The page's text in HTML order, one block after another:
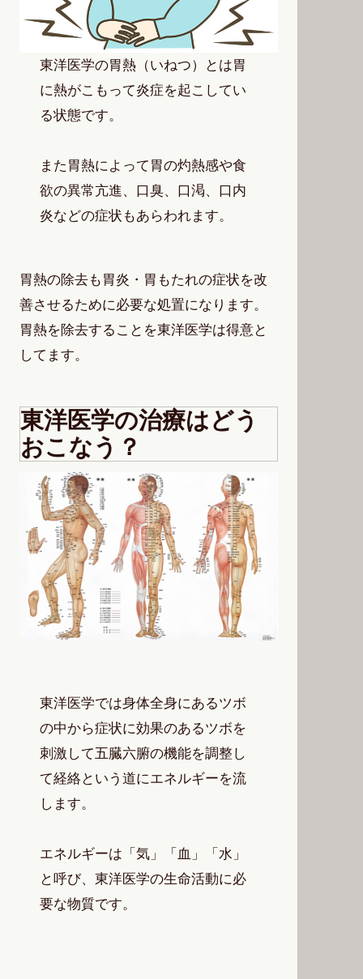
東洋医学の胃熱（いねつ）とは胃
に熱がこもって炎症を起こしてい
る状態です。
また胃熱によって胃の灼熱感や食
欲の異常亢進、口臭、口渇、口内
炎などの症状もあらわれます。
胃熱の除去も胃炎・胃もたれの症状を改
善させるために必要な処置になります。
胃熱を除去することを東洋医学は得意と
してます。
東洋医学の治療はどう
おこなう？
東洋医学では身体全身にあるツボ
の中から症状に効果のあるツボを
刺激して五臓六腑の機能を調整し
て経絡という道にエネルギーを流
します。
エネルギーは「気」「血」「水」
と呼び、東洋医学の生命活動に必
要な物質です。